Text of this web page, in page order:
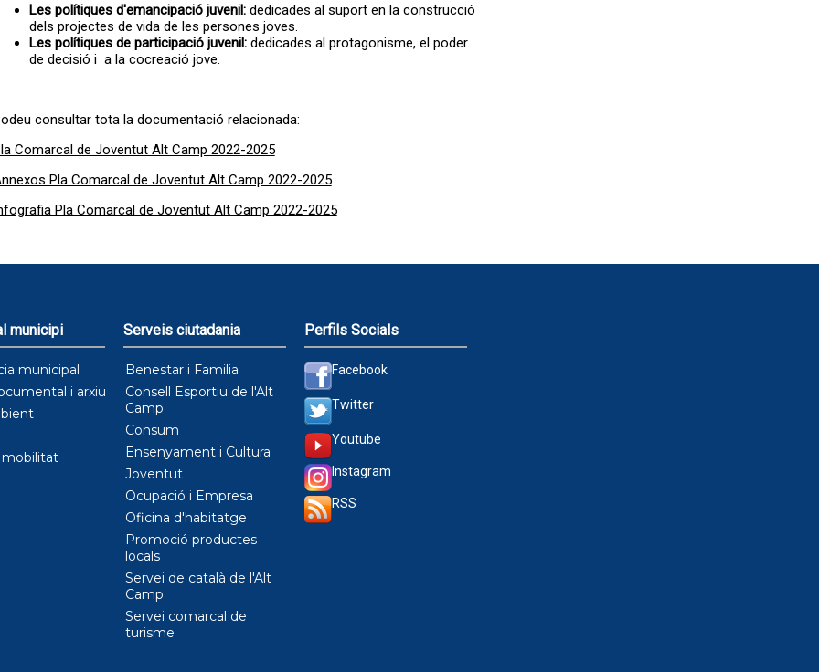
Les polítiques d'emancipació juvenil: dedicades al suport en la construcció
dels projectes de vida de les persones joves.
Les polítiques de participació juvenil: dedicades al protagonisme, el poder
de decisió i a la cocreació jove.
consultar tota la documentació relacionada:
Comarcal de Joventut Alt Camp 2022-2025
Pla Comarcal de Joventut Alt Camp 2022-2025
Pla Comarcal de Joventut Alt Camp 2022-2025
municipi
municipal
i arxiu
mobilitat
Serveis ciutadania
Benestar i Familia
Consell Esportiu de l'Alt
Camp
Consum
Ensenyament i Cultura
Joventut
Ocupació i Empresa
Oficina d'habitatge
Promoció productes
locals
Servei de català de l'Alt
Camp
Servei comarcal de
turisme
Perfils Socials
Facebook
Twitter
Youtube
Instagram
RSS